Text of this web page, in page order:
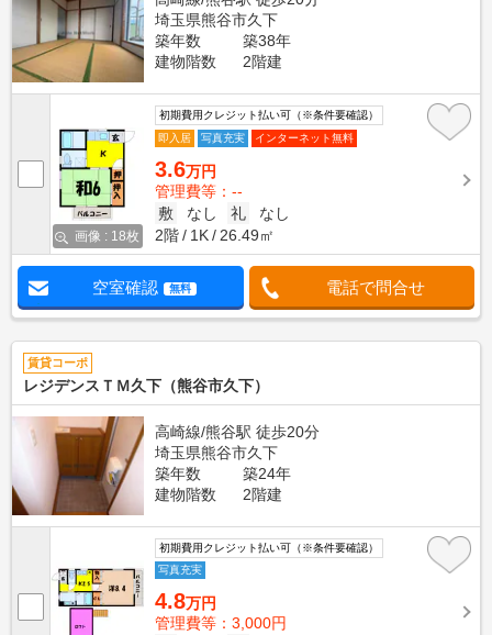
埼玉県熊谷市久下
築年数
築38年
建物階数
2階建
画像 : 18枚
初期費用クレジット払い可（※条件要確認）
即入居
写真充実 インターネット無料
3.6万円
管理費等：--
敷
なし 礼
なし
2階
1K 26.49㎡
空室確認 無料 電話で問合せ
賃貸コーポ
レジデンスＴＭ久下（熊谷市久下）
高崎線/熊谷駅 徒歩20分
埼玉県熊谷市久下
築年数
築24年
建物階数
2階建
初期費用クレジット払い可（※条件要確認）
写真充実
4.8万円
管理費等：3,000円